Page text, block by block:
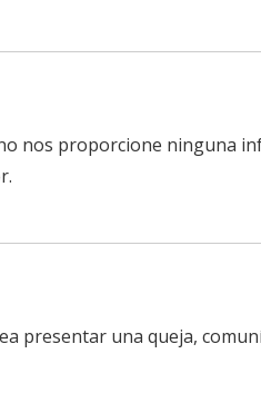
nos proporcione ninguna
presentar una queja,